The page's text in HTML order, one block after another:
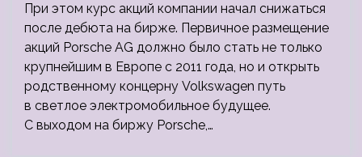
При этом курс акций компании начал снижаться
после дебюта на бирже. Первичное размещение
акций Porsche AG должно было стать не только
крупнейшим в Европе с 2011 года, но и открыть
родственному концерну Volkswagen путь
в светлое электромобильное будущее.
С выходом на биржу Porsche,…